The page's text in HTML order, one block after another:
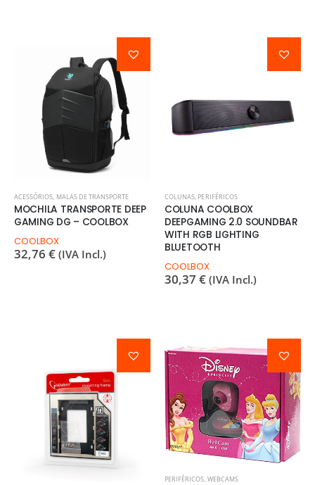
ACESSÓRIOS, MALAS DE TRANSPORTE
MOCHILA TRANSPORTE DEEP
GAMING DG – COOLBOX
COOLBOX
32,76 € (IVA Incl.)
COLUNAS, PERIFÉRICOS
COLUNA COOLBOX
DEEPGAMING 2.0 SOUNDBAR
WITH RGB LIGHTING
BLUETOOTH
COOLBOX
30,37 € (IVA Incl.)
PERIFÉRICOS,WEBCAMS